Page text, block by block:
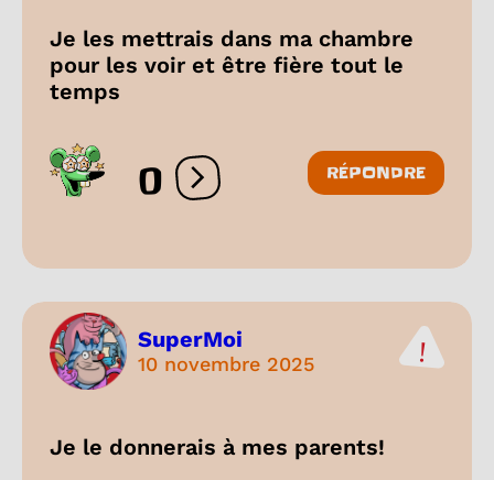
Je les mettrais dans ma chambre
pour les voir et être fière tout le
temps
0 Ouvrir les réactions
RÉPONDRE
SuperMoi
10 novembre 2025
Je le donnerais à mes parents!